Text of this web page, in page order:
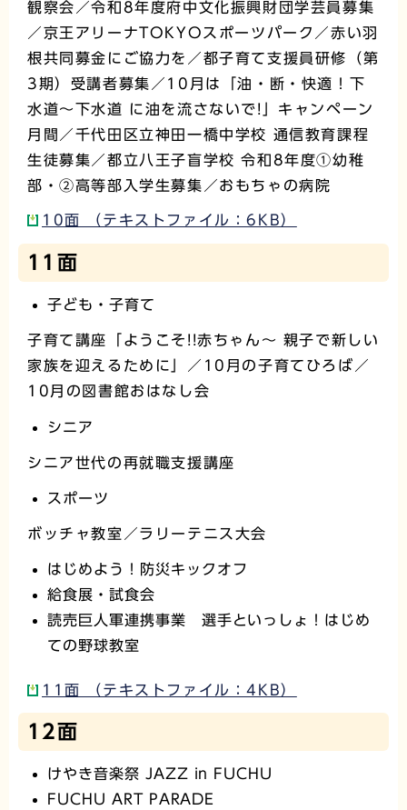
観察会／令和8年度府中文化振興財団学芸員募集
／京王アリーナTOKYOスポーツパーク／赤い羽
根共同募金にご協力を／都子育て支援員研修（第
3期）受講者募集／10月は「油・断・快適！下
水道～下水道 に油を流さないで!」キャンペーン
月間／千代田区立神田一橋中学校 通信教育課程
生徒募集／都立八王子盲学校 令和8年度①幼稚
部・②高等部入学生募集／おもちゃの病院
10面 （テキストファイル：6KB）
11面
子ども・子育て
子育て講座「ようこそ!!赤ちゃん～ 親子で新しい
家族を迎えるために」／10月の子育てひろば／
10月の図書館おはなし会
シニア
シニア世代の再就職支援講座
スポーツ
ボッチャ教室／ラリーテニス大会
はじめよう！防災キックオフ
給食展・試食会
読売巨人軍連携事業 選手といっしょ！はじめ
ての野球教室
11面 （テキストファイル：4KB）
12面
けやき音楽祭 JAZZ in FUCHU
FUCHU ART PARADE